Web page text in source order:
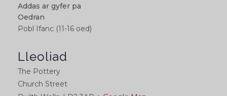
Addas ar gyfer pa
Oedran
Pobl Ifanc (11-16 oed)
Lleoliad
The Pottery
Church Street